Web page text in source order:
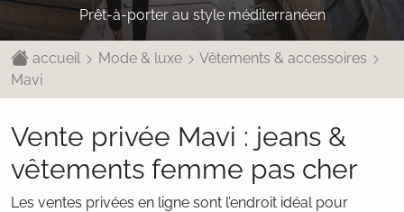
Prêt-à-porter au style méditerranéen
accueil Mode & luxe
Vêtements & accessoires
Mavi
Vente privée Mavi : jeans &
vêtements femme pas cher
Les ventes privées en ligne sont l’endroit idéal pour